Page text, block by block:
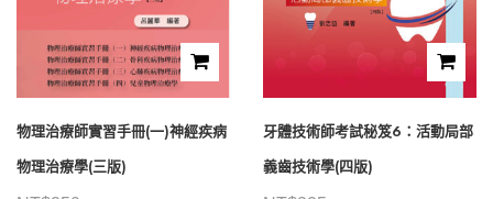
物理治療師實習手冊(一)神經疾病
物理治療學(三版)
牙體技術師考試秘笈6：活動局部
義齒技術學(四版)